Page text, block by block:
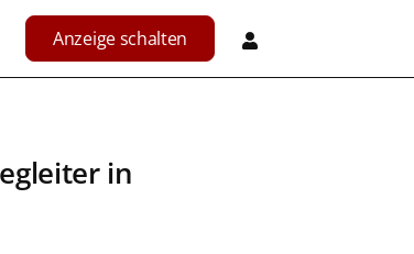
Anzeige schalten
in